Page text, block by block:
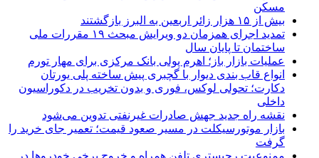
مسکن
بیش از ۱۵ هزار زائر اربعین به البرز بازگشتند
تمدید اجرای همزمان دو ویرایش مبحث ۱۹ مقررات ملی
ساختمان تا پایان سال
عملیات بازار باز؛ اهرم پولی بانک مرکزی برای مهار تورم
انواع قاب بندی دیوار با گچبری پیش ساخته پلی یورتان
دکارت؛ تحولی لوکس، فوری و بدون تخریب در دکوراسیون
داخلی
نقشه راه جدید جهش صادرات غیرنفتی تدوین می‌شود
بازار موتورسیکلت در مسیر صعود قیمت؛ تعمیر جای خرید را
گرفت
ممنوعیت رجیستری تلفن همراه و خروج برخی خودروها در